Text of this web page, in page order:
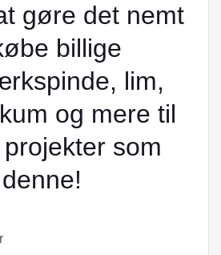
gøre det nemt
billige
lim,
og mere til
som
denne!